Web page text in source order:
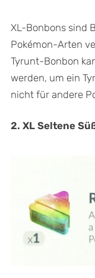
XL-Bonbons sind
Pokémon-Arten
Tyrunt-Bonbon
werden, um ein
nicht für andere
2. XL Seltene